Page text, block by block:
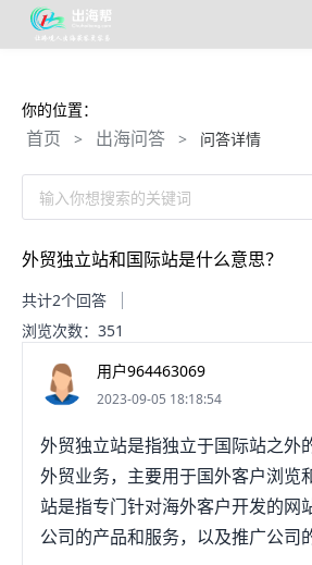
你的位置：
首页 > 出海问答 > 问答详情
输入你想搜索的关键词
外贸独立站和国际站是什么意思？
共计2个回答
浏览次数：351
用户964463069
2023-09-05 18:18:54
外贸独立站是指独立于国际站之外
外贸业务，主要用于国外客户浏览
站是指专门针对海外客户开发的网
公司的产品和服务，以及推广公司